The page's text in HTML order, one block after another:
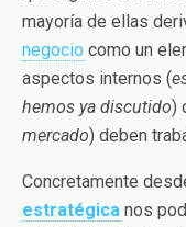
mayoría de ellas
negocio como un
aspectos internos (
hemos ya discutido)
mercado) deben
Concretamente
estratégica nos